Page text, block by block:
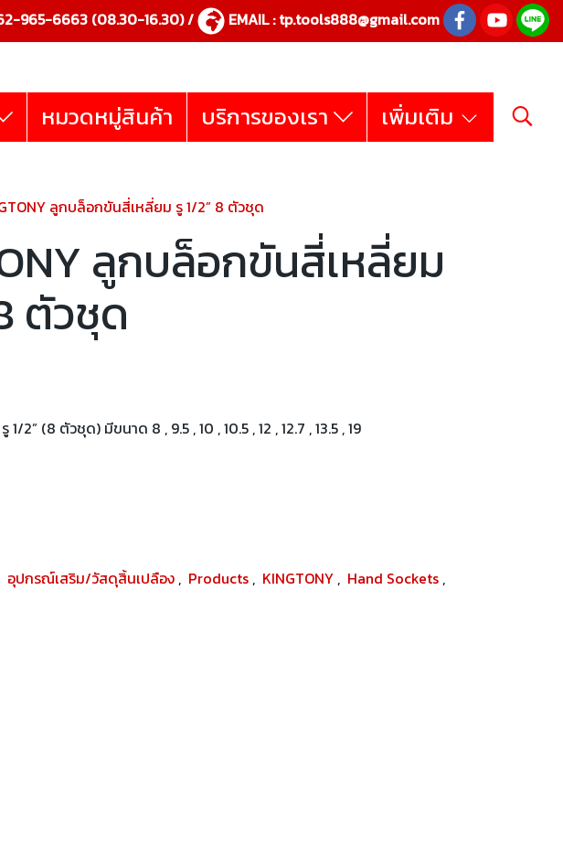
965-6663 (08.30-16.30) / EMAIL :tp.tools888@gmail.com
หมวดหมู่สินค้า บริการของเรา เพิ่มเติม
ลูกบล็อกขันสี่เหลี่ยม รู 1/2” 8 ตัวชุด
ลูกบล็อกขันสี่เหลี่ยม
ตัวชุด
2” (8 ตัวชุด) มีขนาด 8 , 9.5 , 10 , 10.5 , 12 , 12.7 , 13.5 , 19
อุปกรณ์เสริม/วัสดุสิ้นเปลือง , Products , KINGTONY , Hand Sockets ,